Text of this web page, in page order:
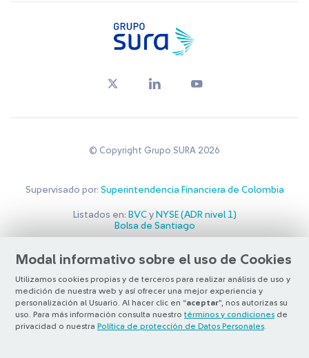
Modal informativo sobre el uso de Cookies
Utilizamos cookies propias y de terceros para realizar análisis de uso y
medición de nuestra web y así ofrecer una mejor experiencia y
personalización al Usuario. Al hacer clic en “aceptar”, nos autorizas su
uso. Para más información consulta nuestro términos y condiciones de
privacidad o nuestra Política de protección de Datos Personales
© Copyright Grupo SURA 2026
Supervisado por: Superintendencia Financiera de Colombia
Listados en: BVCy NYSE (ADR nivel 1)
Bolsa de Santiago
Otra más de ilógica